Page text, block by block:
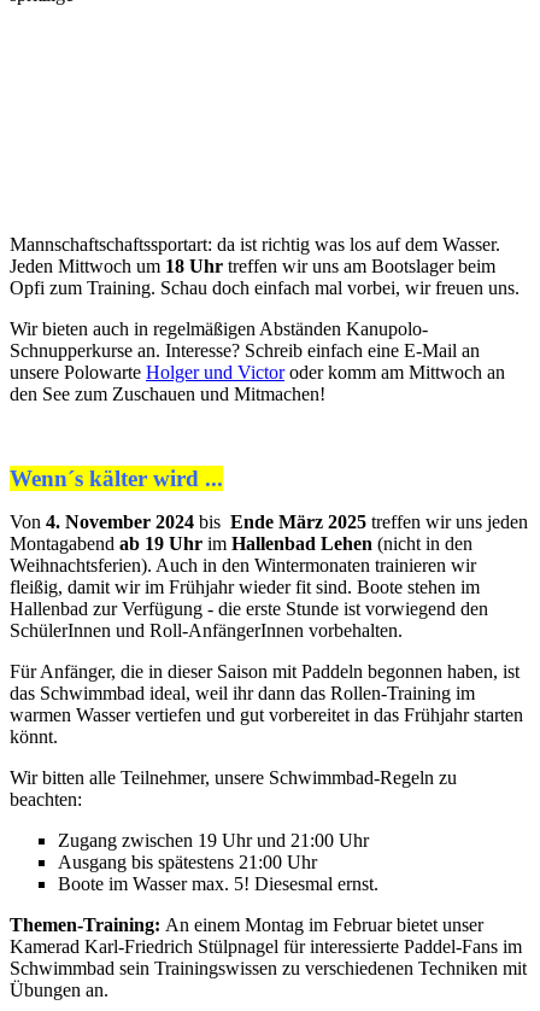
Mannschaftschaftssportart: da ist richtig was los auf dem Wasser.
Jeden Mittwoch um 18 Uhr treffen wir uns am Bootslager beim
Opfi zum Training. Schau doch einfach mal vorbei, wir freuen uns.
Wir bieten auch in regelmäßigen Abständen Kanupolo-
Schnupperkurse an. Interesse? Schreib einfach eine E-Mail an
unsere Polowarte Holger und Victoroder komm am Mittwoch an
den See zum Zuschauen und Mitmachen!
Wenn´s kälter wird ...
Von 4. November 2024 bis Ende März 2025 treffen wir uns jeden
Montagabend ab 19 Uhr im Hallenbad Lehen (nicht in den
Weihnachtsferien). Auch in den Wintermonaten trainieren wir
fleißig, damit wir im Frühjahr wieder fit sind. Boote stehen im
Hallenbad zur Verfügung - die erste Stunde ist vorwiegend den
SchülerInnen und Roll-AnfängerInnen vorbehalten.
Für Anfänger, die in dieser Saison mit Paddeln begonnen haben, ist
das Schwimmbad ideal, weil ihr dann das Rollen-Training im
warmen Wasser vertiefen und gut vorbereitet in das Frühjahr starten
könnt.
Wir bitten alle Teilnehmer, unsere Schwimmbad-Regeln zu
beachten:
Zugang zwischen 19 Uhr und 21:00 Uhr
Ausgang bis spätestens 21:00 Uhr
Boote im Wasser max. 5! Diesesmal ernst.
Themen-Training: An einem Montag im Februar bietet unser
Kamerad Karl-Friedrich Stülpnagel für interessierte Paddel-Fans im
Schwimmbad sein Trainingswissen zu verschiedenen Techniken mit
Übungen an.